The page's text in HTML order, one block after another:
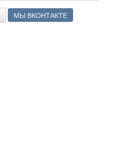
МЫ ВКОНТАКТЕ